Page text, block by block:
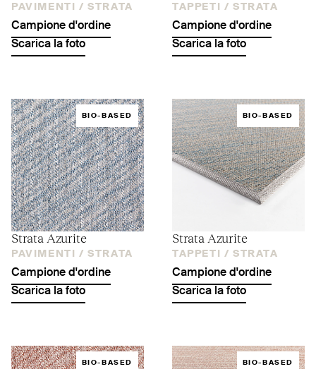
PAVIMENTI / STRATA
Campione d'ordine
Scarica la foto
TAPPETI / STRATA
Campione d'ordine
Scarica la foto
BIO-BASED
Strata Azurite
PAVIMENTI / STRATA
Campione d'ordine
Scarica la foto
BIO-BASED
Strata Azurite
TAPPETI / STRATA
Campione d'ordine
Scarica la foto
BIO-BASED BIO-BASED